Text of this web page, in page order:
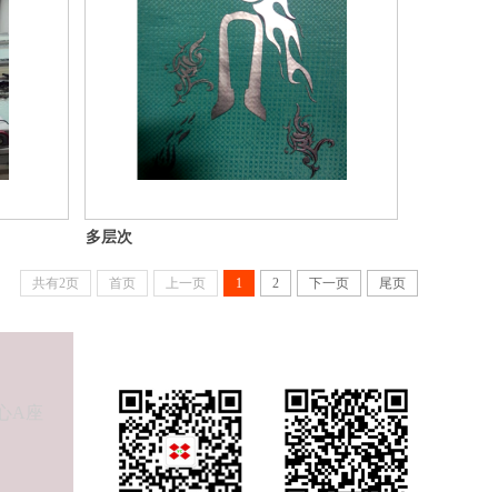
多层次
共有2页 首页 上一页 1 2 下一页 尾页